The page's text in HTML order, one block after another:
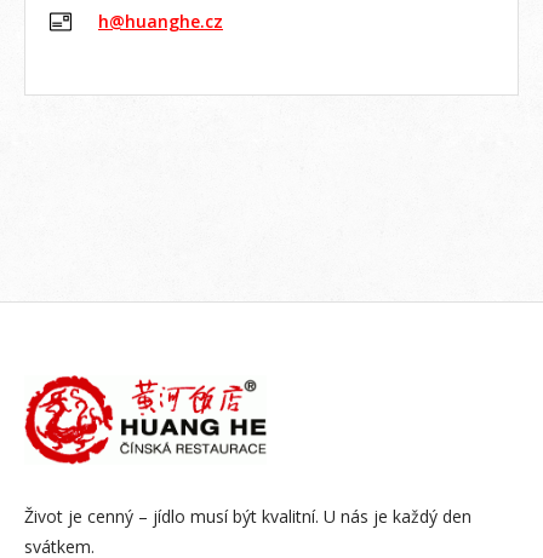
h@huanghe.cz
Život je cenný – jídlo musí být kvalitní. U nás je každý den
svátkem.